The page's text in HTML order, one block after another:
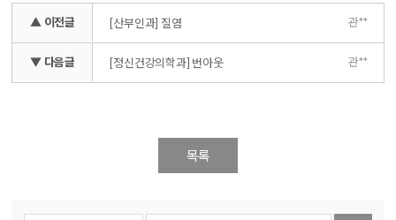
▲ 이전글 [산부인과] 질염 관**
▼ 다음글 [정신건강의학과] 번아웃 관**
목록